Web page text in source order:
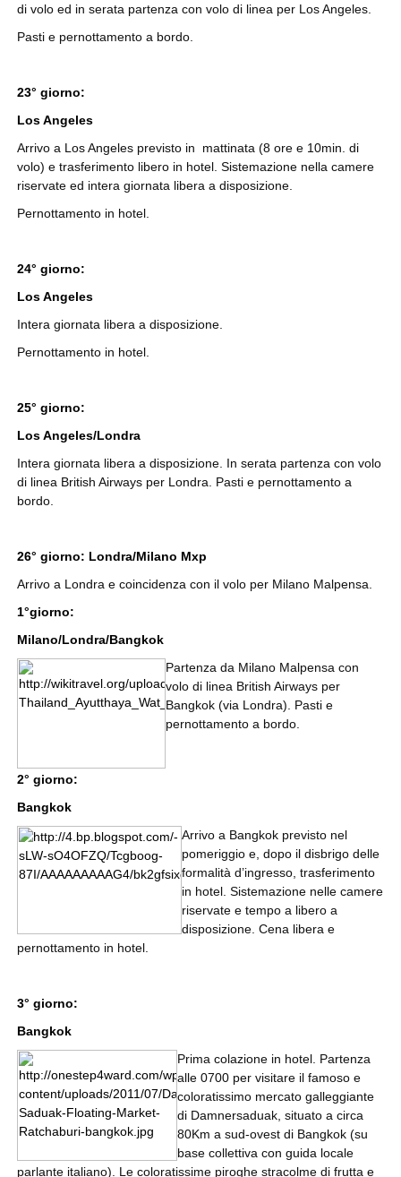
di volo ed in serata partenza con volo di linea per Los Angeles.
Pasti e pernottamento a bordo.
23° giorno:
Los Angeles
Arrivo a Los Angeles previsto in mattinata (8 ore e 10min. di
volo) e trasferimento libero in hotel. Sistemazione nella camere
riservate ed intera giornata libera a disposizione.
Pernottamento in hotel.
24° giorno:
Los Angeles
Intera giornata libera a disposizione.
Pernottamento in hotel.
25° giorno:
Los Angeles/Londra
Intera giornata libera a disposizione. In serata partenza con volo
di linea British Airways per Londra. Pasti e pernottamento a
bordo.
26° giorno: Londra/Milano Mxp
Arrivo a Londra e coincidenza con il volo per Milano Malpensa.
1°giorno:
Milano/Londra/Bangkok
Partenza da Milano Malpensa con
volo di linea British Airways per
Bangkok (via Londra). Pasti e
pernottamento a bordo.
2° giorno:
Bangkok
Arrivo a Bangkok previsto nel
pomeriggio e, dopo il disbrigo delle
formalità d’ingresso, trasferimento
in hotel. Sistemazione nelle camere
riservate e tempo a libero a
disposizione. Cena libera e
pernottamento in hotel.
3° giorno:
Bangkok
Prima colazione in hotel. Partenza
alle 0700 per visitare il famoso e
coloratissimo mercato galleggiante
di Damnersaduak, situato a circa
80Km a sud-ovest di Bangkok (su
base collettiva con guida locale
parlante italiano). Le coloratissime piroghe stracolme di frutta e